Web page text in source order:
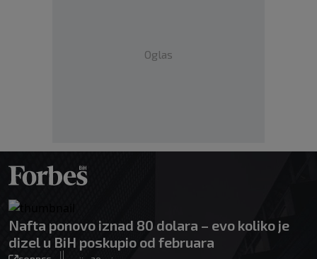
Oglas
Nafta ponovo iznad 80 dolara – evo koliko je
dizel u BiH poskupio od februara
|